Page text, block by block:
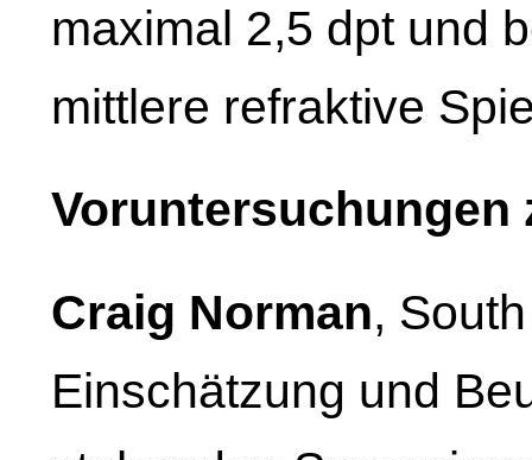
maximal 2,5 dpt und
mittlere refraktive
Voruntersuchungen
Craig Norman,
Einschätzung und